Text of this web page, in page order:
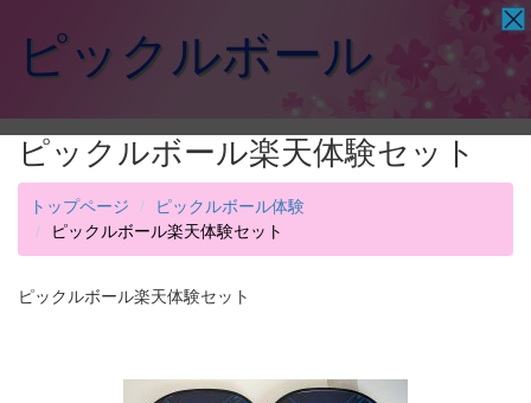
ピックルボール
ピックルボール楽天体験セット
トップページ
ピックルボール体験
ピックルボール楽天体験セット
ピックルボール楽天体験セット